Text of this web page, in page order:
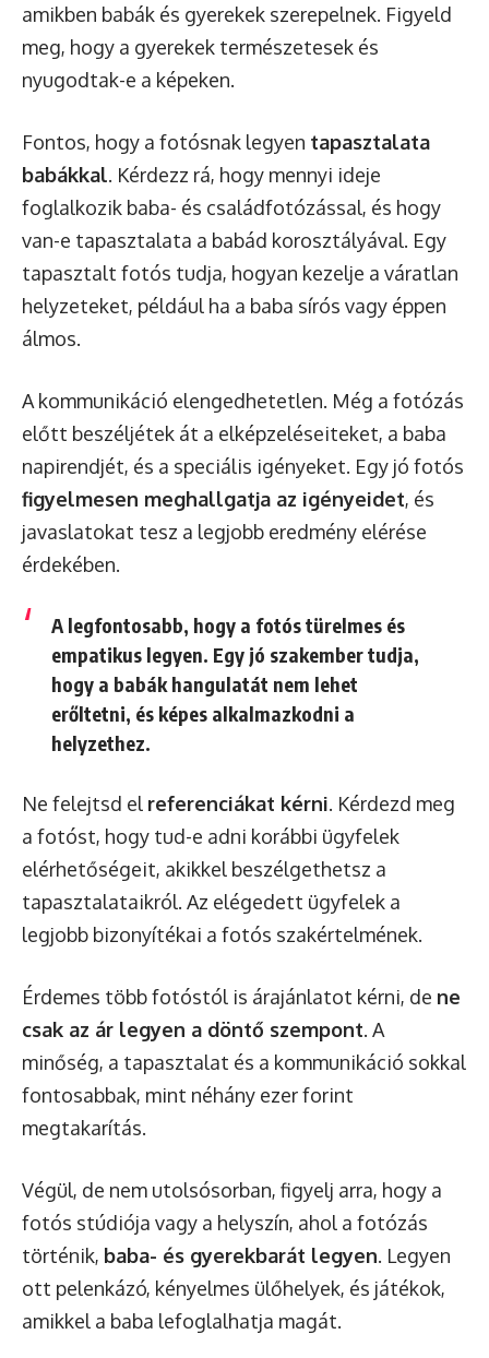
amikben babák és gyerekek szerepelnek. Figyeld
meg, hogy a gyerekek természetesek és
nyugodtak-e a képeken.
Fontos, hogy a fotósnak legyen tapasztalata
babákkal. Kérdezz rá, hogy mennyi ideje
foglalkozik baba- és családfotózással, és hogy
van-e tapasztalata a babád korosztályával. Egy
tapasztalt fotós tudja, hogyan kezelje a váratlan
helyzeteket, például ha a baba sírós vagy éppen
álmos.
A kommunikáció elengedhetetlen. Még a fotózás
előtt beszéljétek át a elképzeléseiteket, a baba
napirendjét, és a speciális igényeket. Egy jó fotós
figyelmesen meghallgatja az igényeidet, és
javaslatokat tesz a legjobb eredmény elérése
érdekében.
A legfontosabb, hogy a fotós türelmes és
empatikus legyen. Egy jó szakember tudja,
hogy a babák hangulatát nem lehet
erőltetni, és képes alkalmazkodni a
helyzethez.
Ne felejtsd el referenciákat kérni. Kérdezd meg
a fotóst, hogy tud-e adni korábbi ügyfelek
elérhetőségeit, akikkel beszélgethetsz a
tapasztalataikról. Az elégedett ügyfelek a
legjobb bizonyítékai a fotós szakértelmének.
Érdemes több fotóstól is árajánlatot kérni, de ne
csak az ár legyen a döntő szempont. A
minőség, a tapasztalat és a kommunikáció sokkal
fontosabbak, mint néhány ezer forint
megtakarítás.
Végül, de nem utolsósorban, figyelj arra, hogy a
fotós stúdiója vagy a helyszín, ahol a fotózás
történik, baba- és gyerekbarát legyen. Legyen
ott pelenkázó, kényelmes ülőhelyek, és játékok,
amikkel a baba lefoglalhatja magát.